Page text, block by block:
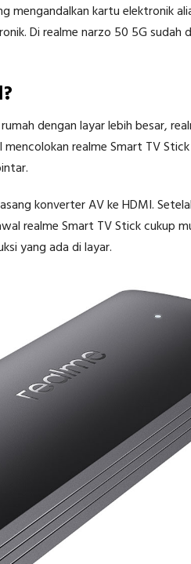
mengandalkan kartu elektronik
Di realme narzo 50 5G sudah
dengan layar lebih besar,
realme Smart TV
konverter AV ke HDMI.
realme Smart TV Stick cukup
yang ada di layar.